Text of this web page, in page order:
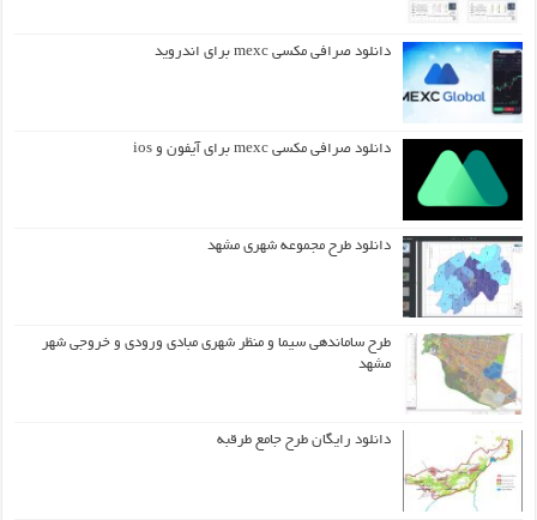
دانلود صرافی مکسی mexc برای اندروید
دانلود صرافی مکسی mexc برای آیفون و ios
دانلود طرح مجموعه شهری مشهد
طرح ساماندهی سیما و منظر شهری مبادی ورودی و خروجی شهر
مشهد
دانلود رایگان طرح جامع طرقبه